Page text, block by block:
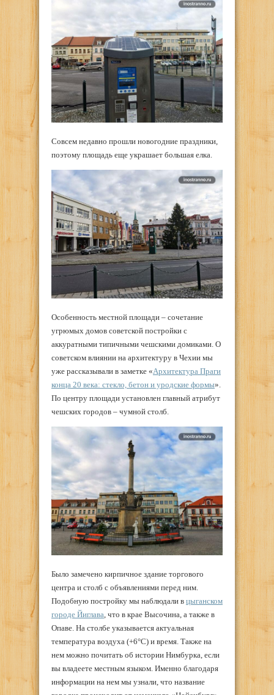
Совсем недавно прошли новогодние праздники,
поэтому площадь еще украшает большая елка.
Особенность местной площади – сочетание
угрюмых домов советской постройки с
аккуратными типичными чешскими домиками. О
советском влиянии на архитектуру в Чехии мы
уже рассказывали в заметке «Архитектура Праги
конца 20 века: стекло, бетон и уродские формы».
По центру площади установлен главный атрибут
чешских городов – чумной столб.
Было замечено кирпичное здание торгового
центра и столб с объявлениями перед ним.
Подобную постройку мы наблюдали в цыганском
городе Йиглава , что в крае Высочина, а также в
Опаве. На столбе указывается актуальная
температура воздуха (+6°С) и время. Также на
нем можно почитать об истории Нимбурка, если
вы владеете местным языком. Именно благодаря
информации на нем мы узнали, что название